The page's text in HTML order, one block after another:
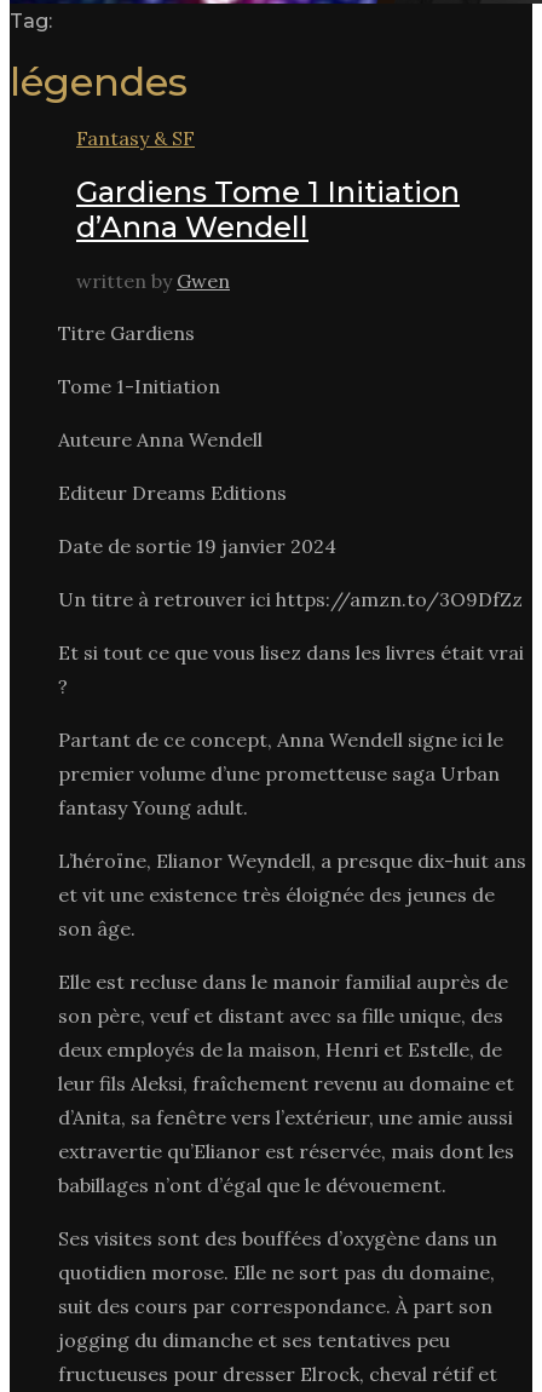
Tag:
légendes
Fantasy & SF
Gardiens Tome 1 Initiation
d’Anna Wendell
written by Gwen
Titre Gardiens
Tome 1-Initiation
Auteure Anna Wendell
Editeur Dreams Editions
Date de sortie 19 janvier 2024
Un titre à retrouver ici https://amzn.to/3O9DfZz
Et si tout ce que vous lisez dans les livres était vrai
?
Partant de ce concept, Anna Wendell signe ici le
premier volume d’une prometteuse saga Urban
fantasy Young adult.
L’héroïne, Elianor Weyndell, a presque dix-huit ans
et vit une existence très éloignée des jeunes de
son âge.
Elle est recluse dans le manoir familial auprès de
son père, veuf et distant avec sa fille unique, des
deux employés de la maison, Henri et Estelle, de
leur fils Aleksi, fraîchement revenu au domaine et
d’Anita, sa fenêtre vers l’extérieur, une amie aussi
extravertie qu’Elianor est réservée, mais dont les
babillages n’ont d’égal que le dévouement.
Ses visites sont des bouffées d’oxygène dans un
quotidien morose. Elle ne sort pas du domaine,
suit des cours par correspondance. À part son
jogging du dimanche et ses tentatives peu
fructueuses pour dresser Elrock, cheval rétif et